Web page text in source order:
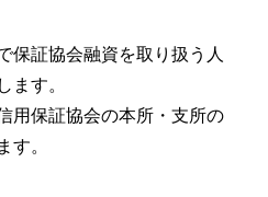
保証協会融資を取り扱う人
ます。
用保証協会の本所・支所の
す。